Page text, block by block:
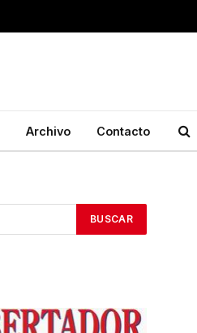
Archivo Contacto